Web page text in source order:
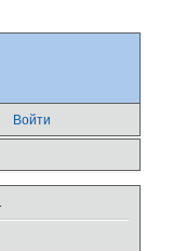
Войти